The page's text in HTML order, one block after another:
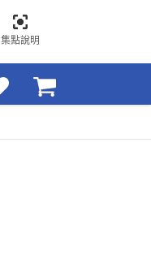
集點說明